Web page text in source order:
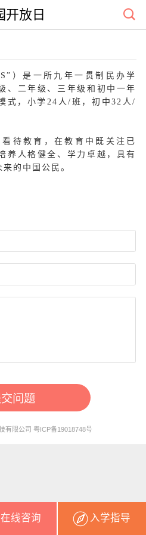
开放日
）是一所九年一贯制民办学
、二年级、三年级和初中一年
式，小学24人/班，初中32人/
待教育，在教育中既关注已
养人格健全、学力卓越，具有
的中国公民。
问题
有限公司 粤ICP备19018748号
在线咨询 入学指导